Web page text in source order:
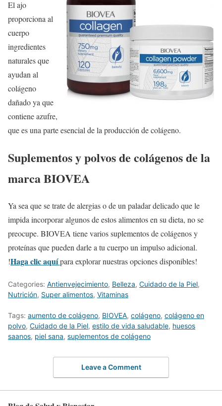
El ajo
proporciona al
cuerpo
ingredientes
naturales que
ayudan al
colágeno
dañado ya que
contiene azufre,
que es una parte esencial de la producción de colágeno.
Suplementos y polvos de colágenos de la
marca BIOVEA
Ya sea que se trate de alergias o de un paladar delicado que le
impida incorporar algunos de estos alimentos en su dieta, no se
preocupe. BIOVEA tiene varios suplementos de colágenos y
proteínas que pueden darle a tu cuerpo un impulso adicional.
!Haga clic aquípara explorar nuestras opciones disponibles!
Categories: Antienvejecimiento, Belleza, Cuidado de la Piel,
Nutrición, Super alimentos, Vitaminas
Tags: aumento de colágeno, BIOVEA, colágeno, colágeno en
polvo, Cuidado de la Piel, estilo de vida saludable, huesos
saanos, piel sana, suplementos de colágeno
Leave a Comment